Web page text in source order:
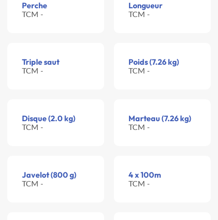
Perche
TCM -
Longueur
TCM -
Triple saut
TCM -
Poids (7.26 kg)
TCM -
Disque (2.0 kg)
TCM -
Marteau (7.26 kg)
TCM -
Javelot (800 g)
TCM -
4 x 100m
TCM -